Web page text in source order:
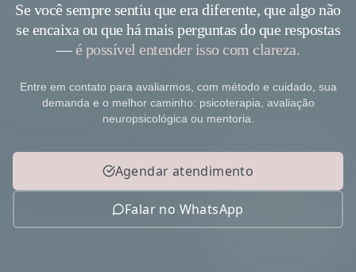
Se você sempre sentiu que era diferente, que algo não
se encaixa ou que há mais perguntas do que respostas
— é possível entender isso com clareza.
Entre em contato para avaliarmos, com método e cuidado, sua
demanda e o melhor caminho: psicoterapia, avaliação
neuropsicológica ou mentoria.
Agendar atendimento
Falar no WhatsApp